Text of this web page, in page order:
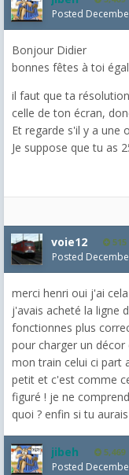
Posted
Bonjour Didier
bonnes fêtes à toi
il faut que ta
celle de ton écran,
Et regarde s'il y a une
Je suppose que tu as
voie12 515
Posted
merci henri oui j'ai
j'avais acheté la ligne
fonctionnes plus
pour charger un
mon train celui ci part
petit et c'est comme
figuré ! je ne
quoi ? enfin si tu
jibeh 5,469
Posted